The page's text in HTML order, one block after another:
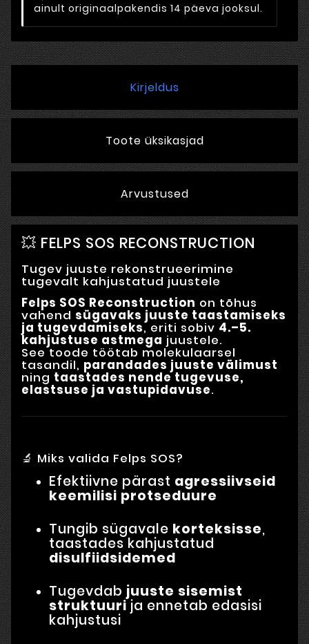
ainult originaalpakendis 14 päeva jooksul.
Kirjeldus
Toote üksikasjad
Arvustused
💥 FELPS SOS RECONSTRUCTION
Tugev juuste rekonstrueerimine
tugevalt kahjustatud juustele
Felps SOS Reconstruction on tõhus
vahend sügavaks juuste taastamiseks
ja tugevdamiseks, eriti sobiv 4.–5.
kahjustuse astmega juustele.
See toode töötab molekulaarsel
tasandil, parandades juuste välimust
ning taastades nende tugevuse,
elastsuse ja vastupidavuse.
🔬 Miks valida Felps SOS?
Efektiivne pärast agressiivseid
keemilisi protseduure
Tungib sügavale korteksisse,
taastades kahjustatud
disulfiidsidemed
Tugevdab juuste sisemist
struktuuri ja ennetab edasisi
kahjustusi